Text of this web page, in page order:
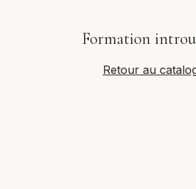
Formation
Retour au